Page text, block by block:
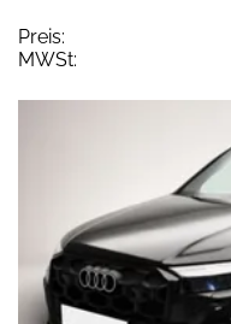
Preis:
MWSt: